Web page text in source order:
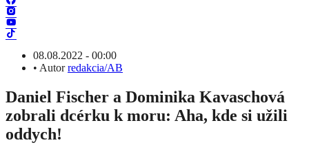
08.08.2022 - 00:00
• Autorredakcia/AB
Daniel Fischer a Dominika Kavaschová
zobrali dcérku k moru: Aha, kde si užili
oddych!